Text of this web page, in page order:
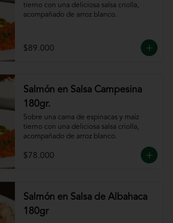
tierno con una deliciosa salsa criolla,
acompañado de arroz blanco.
$89.000
Salmón en Salsa Campesina
180gr.
Sobre una cama de espinacas y maíz
tierno con una deliciosa salsa criolla,
acompañado de arroz blanco.
$78.000
Salmón en Salsa de Albahaca
180gr